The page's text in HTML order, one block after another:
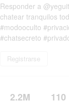
Responder a
chatear tranquilos
#modooculto
#chatsecreto
Registrarse
2.2M 110